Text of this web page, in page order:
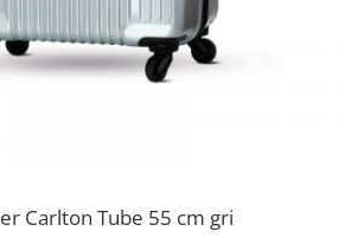
Carlton Tube 55 cm gri